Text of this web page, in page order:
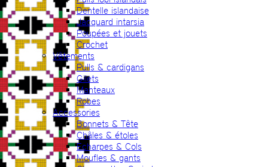
Dentelle islandaise
Jacquard intarsia
Poupées et jouets
Crochet
Vêtements
Pulls & cardigans
Gilets
Manteaux
Robes
Accessories
Bonnets & Tête
Châles & étoles
Echarpes & Cols
Moufles & gants